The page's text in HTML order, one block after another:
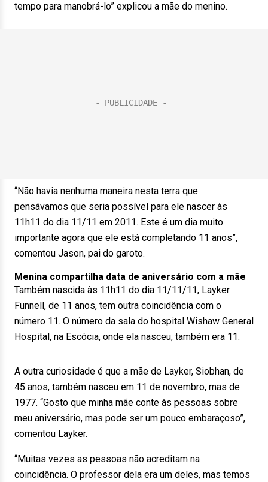
tempo para manobrá-lo” explicou a mãe do menino.
“Não havia nenhuma maneira nesta terra que
pensávamos que seria possível para ele nascer às
11h11 do dia 11/11 em 2011. Este é um dia muito
importante agora que ele está completando 11 anos”,
comentou Jason, pai do garoto.
Menina compartilha data de aniversário com a mãe
Também nascida às 11h11 do dia 11/11/11, Layker
Funnell, de 11 anos, tem outra coincidência com o
número 11. O número da sala do hospital Wishaw General
Hospital, na Escócia, onde ela nasceu, também era 11.
A outra curiosidade é que a mãe de Layker, Siobhan, de
45 anos, também nasceu em 11 de novembro, mas de
1977. “Gosto que minha mãe conte às pessoas sobre
meu aniversário, mas pode ser um pouco embaraçoso”,
comentou Layker.
“Muitas vezes as pessoas não acreditam na
coincidência. O professor dela era um deles, mas temos